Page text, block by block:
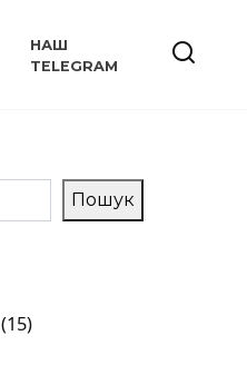
НАШ
TELEGRAM
Пошук
(15)